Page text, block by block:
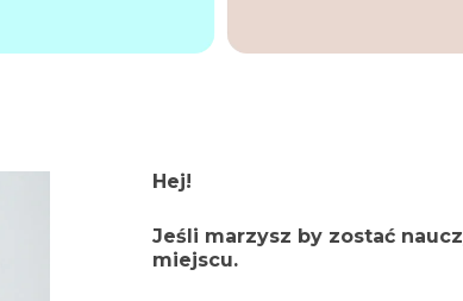
Hej!
Jeśli marzysz by zostać
miejscu.